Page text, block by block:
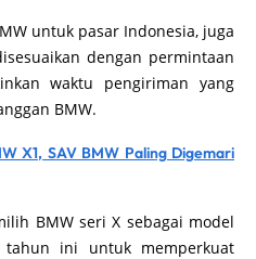
untuk pasar Indonesia, juga
dengan permintaan
waktu pengiriman yang
BMW.
X1, SAV BMW Paling Digemari
BMW seri X sebagai model
tahun ini untuk memperkuat